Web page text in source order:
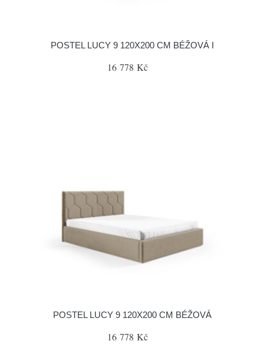
POSTEL LUCY 9 120X200 CM BÉŽOVÁ I
16 778 Kč
POSTEL LUCY 9 120X200 CM BÉŽOVÁ
16 778 Kč